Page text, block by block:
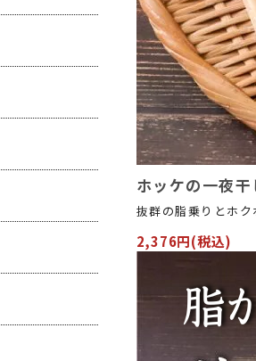
ホッケの一夜
抜群の脂乗りとホ
2,376円(税込)